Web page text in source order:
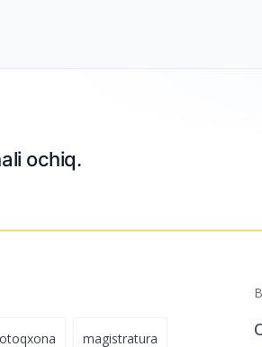
ochiq.
magistratura